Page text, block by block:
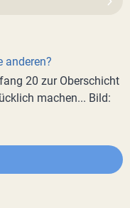
anderen?
20 zur Oberschicht
machen... Bild: